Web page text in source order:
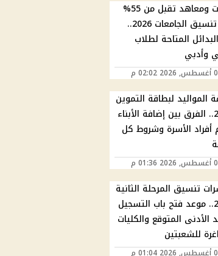
كليات ومعاهد تقبل من 55%
في تنسيق الجامعات 2026..
المتاحة لطلاب
وأدبي
المواليد لبطاقة التموين
2026.. الفرق بين إضافة الأبناء
الأسرة وشروط كل
تنسيق المرحلة الثانية
2026.. موعد فتح باب التسجيل
الأدنى المتوقع والكليات
للشعبتين